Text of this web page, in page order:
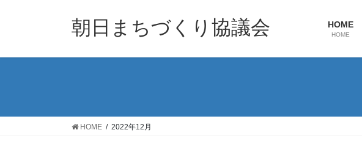
朝日まちづくり協議会 HOME
HOME
HOME 2022年12月